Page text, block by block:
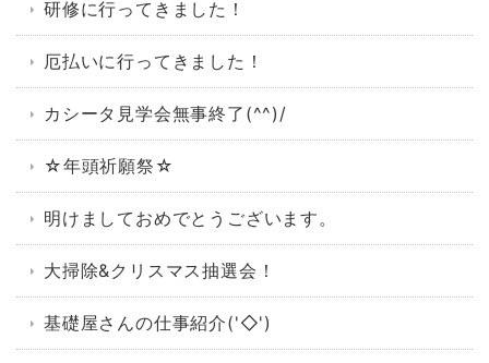
研修に行ってきました！
厄払いに行ってきました！
カシータ見学会無事終了(^^)/
☆年頭祈願祭☆
明けましておめでとうございます。
大掃除&クリスマス抽選会！
基礎屋さんの仕事紹介('◇')ゞ